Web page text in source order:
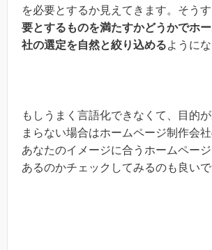
を必要とするか見えてきます。そうす
要とするものを満たすかどうかでホ
社の選定を自然と絞り込めるように
もしうまく言語化できなくて、目的
まらない場合はホームページ制作会社
あなたのイメージに合うホームペー
あるのかチェックしてみるのも良いで